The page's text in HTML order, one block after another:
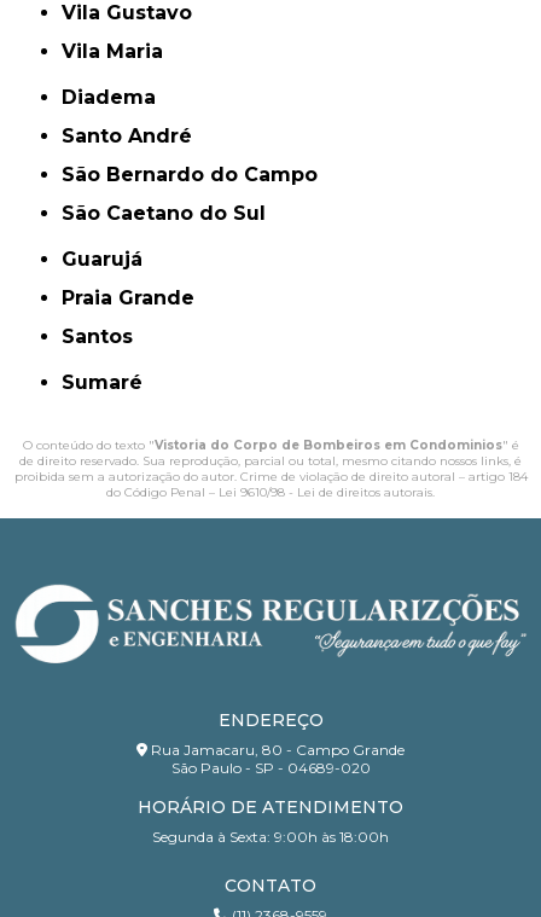
Vila Gustavo
Vila Maria
Diadema
Santo André
São Bernardo do Campo
São Caetano do Sul
Guarujá
Praia Grande
Santos
Sumaré
O conteúdo do texto "Vistoria do Corpo de Bombeiros em Condominios" é
de direito reservado. Sua reprodução, parcial ou total, mesmo citando nossos links, é
proibida sem a autorização do autor. Crime de violação de direito autoral – artigo 184
do Código Penal – Lei 9610/98 - Lei de direitos autorais.
ENDEREÇO
Rua Jamacaru, 80 - Campo Grande
São Paulo - SP - 04689-020
HORÁRIO DE ATENDIMENTO
Segunda à Sexta: 9:00h às 18:00h
CONTATO